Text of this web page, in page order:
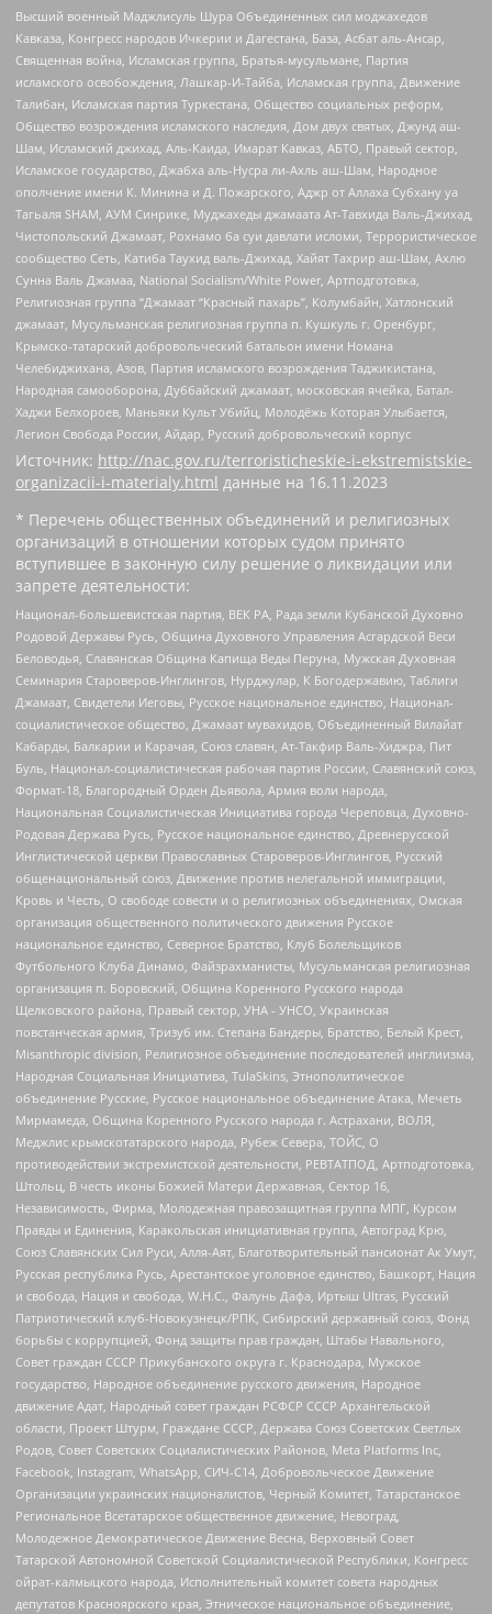
Высший военный Маджлисуль Шура Объединенных сил моджахедов
Кавказа, Конгресс народов Ичкерии и Дагестана, База, Асбат аль-Ансар,
Священная война, Исламская группа, Братья-мусульмане, Партия
исламского освобождения, Лашкар-И-Тайба, Исламская группа, Движение
Талибан, Исламская партия Туркестана, Общество социальных реформ,
Общество возрождения исламского наследия, Дом двух святых, Джунд аш-
Шам, Исламский джихад, Аль-Каида, Имарат Кавказ, АБТО, Правый сектор,
Исламское государство, Джабха аль-Нусра ли-Ахль аш-Шам, Народное
ополчение имени К. Минина и Д. Пожарского, Аджр от Аллаха Субхану уа
Тагьаля SHAM, АУМ Синрике, Муджахеды джамаата Ат-Тавхида Валь-Джихад,
Чистопольский Джамаат, Рохнамо ба суи давлати исломи, Террористическое
сообщество Сеть, Катиба Таухид валь-Джихад, Хайят Тахрир аш-Шам, Ахлю
Сунна Валь Джамаа, National Socialism/White Power, Артподготовка,
Религиозная группа “Джамаат “Красный пахарь”, Колумбайн, Хатлонский
джамаат, Мусульманская религиозная группа п. Кушкуль г. Оренбург,
Крымско-татарский добровольческий батальон имени Номана
Челебиджихана, Азов, Партия исламского возрождения Таджикистана,
Народная самооборона, Дуббайский джамаат, московская ячейка, Батал-
Хаджи Белхороев, Маньяки Культ Убийц, Молодёжь Которая Улыбается,
Легион Свобода России, Айдар, Русский добровольческий корпус
Источник: http://nac.gov.ru/terroristicheskie-i-ekstremistskie-
organizacii-i-materialy.html данные на 16.11.2023
* Перечень общественных объединений и религиозных
организаций в отношении которых судом принято
вступившее в законную силу решение о ликвидации или
запрете деятельности:
Национал-большевистская партия, ВЕК РА, Рада земли Кубанской Духовно
Родовой Державы Русь, Община Духовного Управления Асгардской Веси
Беловодья, Славянская Община Капища Веды Перуна, Мужская Духовная
Семинария Староверов-Инглингов, Нурджулар, К Богодержавию, Таблиги
Джамаат, Свидетели Иеговы, Русское национальное единство, Национал-
социалистическое общество, Джамаат мувахидов, Объединенный Вилайат
Кабарды, Балкарии и Карачая, Союз славян, Ат-Такфир Валь-Хиджра, Пит
Буль, Национал-социалистическая рабочая партия России, Славянский союз,
Формат-18, Благородный Орден Дьявола, Армия воли народа,
Национальная Социалистическая Инициатива города Череповца, Духовно-
Родовая Держава Русь, Русское национальное единство, Древнерусской
Инглистической церкви Православных Староверов-Инглингов, Русский
общенациональный союз, Движение против нелегальной иммиграции,
Кровь и Честь, О свободе совести и о религиозных объединениях, Омская
организация общественного политического движения Русское
национальное единство, Северное Братство, Клуб Болельщиков
Футбольного Клуба Динамо, Файзрахманисты, Мусульманская религиозная
организация п. Боровский, Община Коренного Русского народа
Щелковского района, Правый сектор, УНА - УНСО, Украинская
повстанческая армия, Тризуб им. Степана Бандеры, Братство, Белый Крест,
Misanthropic division, Религиозное объединение последователей инглиизма,
Народная Социальная Инициатива, TulaSkins, Этнополитическое
объединение Русские, Русское национальное объединение Атака, Мечеть
Мирмамеда, Община Коренного Русского народа г. Астрахани, ВОЛЯ,
Меджлис крымскотатарского народа, Рубеж Севера, ТОЙС, О
противодействии экстремистской деятельности, РЕВТАТПОД, Артподготовка,
Штольц, В честь иконы Божией Матери Державная, Сектор 16,
Независимость, Фирма, Молодежная правозащитная группа МПГ, Курсом
Правды и Единения, Каракольская инициативная группа, Автоград Крю,
Союз Славянских Сил Руси, Алля-Аят, Благотворительный пансионат Ак Умут,
Русская республика Русь, Арестантское уголовное единство, Башкорт, Нация
и свобода, Нация и свобода, W.H.С., Фалунь Дафа, Иртыш Ultras, Русский
Патриотический клуб-Новокузнецк/РПК, Сибирский державный союз, Фонд
борьбы с коррупцией, Фонд защиты прав граждан, Штабы Навального,
Совет граждан СССР Прикубанского округа г. Краснодара, Мужское
государство, Народное объединение русского движения, Народное
движение Адат, Народный совет граждан РСФСР СССР Архангельской
области, Проект Штурм, Граждане СССР, Держава Союз Советских Светлых
Родов, Совет Советских Социалистических Районов, Meta Platforms Inc,
Facebook, Instagram, WhatsApp, СИЧ-С14, Добровольческое Движение
Организации украинских националистов, Черный Комитет, Татарстанское
Региональное Всетатарское общественное движение, Невоград,
Молодежное Демократическое Движение Весна, Верховный Совет
Татарской Автономной Советской Социалистической Республики, Конгресс
ойрат-калмыцкого народа, Исполнительный комитет совета народных
депутатов Красноярского края, Этническое национальное объединение,